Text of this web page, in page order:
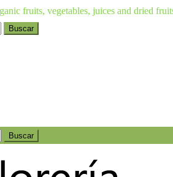
fruits, vegetables, juices and dried